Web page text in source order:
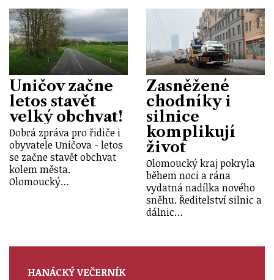
Uničov začne
letos stavět
velký obchvat!
Dobrá zpráva pro řidiče i
obyvatele Uničova - letos
se začne stavět obchvat
kolem města.
Olomoucký…
Zasněžené
chodníky i
silnice
komplikují
život
Olomoucký kraj pokryla
během noci a rána
vydatná nadílka nového
sněhu. Ředitelství silnic a
dálnic…
HANÁCKÝ VEČERNÍK